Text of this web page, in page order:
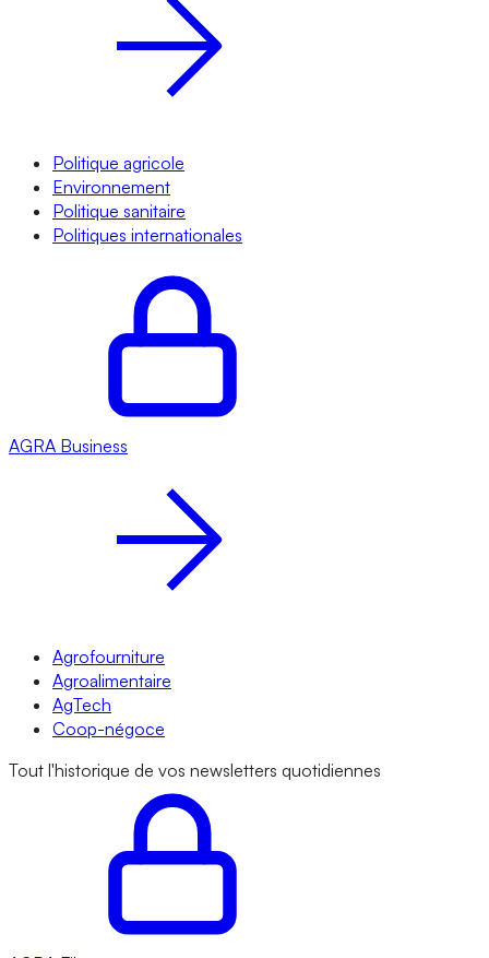
Politique agricole
Environnement
Politique sanitaire
Politiques internationales
AGRA Business
Agrofourniture
Agroalimentaire
AgTech
Coop-négoce
Tout l'historique de vos newsletters quotidiennes